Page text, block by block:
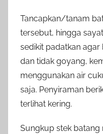
Tancapkan/tanam
tersebut, hingga
sedikit padatkan
dan tidak goyang,
menggunakan air
saja. Penyiraman
terlihat kering.
Sungkup stek